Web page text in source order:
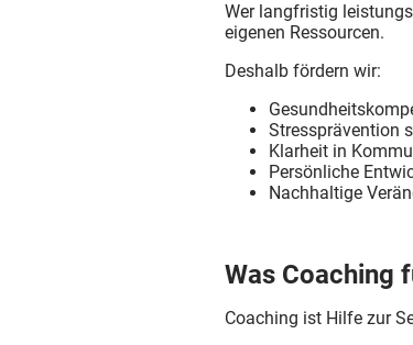
Wer langfristig
eigenen Ressourcen.
Deshalb fördern wir:
Stressprävention
Klarheit in
Persönliche
Nachhaltige
Was Coaching
Coaching ist Hilfe zur